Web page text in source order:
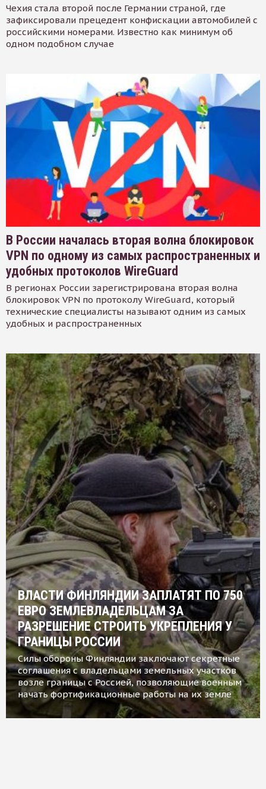
Чехия стала второй после Германии страной, где
зафиксировали прецедент конфискации автомобилей с
российскими номерами. Известно как минимум об
одном подобном случае
В России началась вторая волна блокировок
VPN по одному из самых распространенных и
удобных протоколов WireGuard
В регионах России зарегистрирована вторая волна
блокировок VPN по протоколу WireGuard, который
технические специалисты называют одним из самых
удобных и распространенных
ВЛАСТИ ФИНЛЯНДИИ ЗАПЛАТЯТ ПО 750
ЕВРО ЗЕМЛЕВЛАДЕЛЬЦАМ ЗА
РАЗРЕШЕНИЕ СТРОИТЬ УКРЕПЛЕНИЯ У
ГРАНИЦЫ РОССИИ
Силы обороны Финляндии заключают секретные
соглашения с владельцами земельных участков
возле границы с Россией, позволяющие военным
начать фортификационные работы на их земле